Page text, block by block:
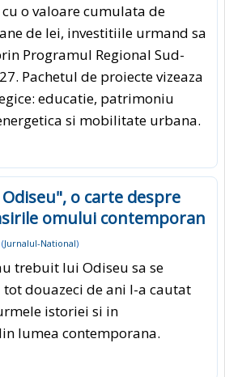
o valoare cumulata de
de lei, investitiile urmand sa
Programul Regional Sud-
Pachetul de proiecte vizeaza
educatie, patrimoniu
si mobilitate urbana.
o carte despre
omului contemporan
(Jurnalul-National)
trebuit lui Odiseu sa se
tot douazeci de ani l-a cautat
istoriei si in
lumea contemporana.